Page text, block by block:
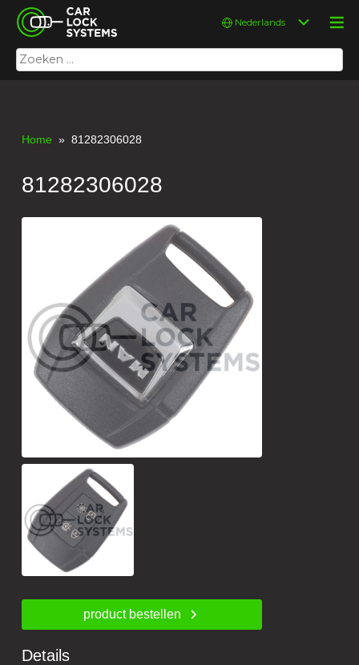
content
Car Lock Systems
Car Lock Systems
Zoeken
naar:
Kies
taal
Home » 81282306028
81282306028
product bestellen
Details